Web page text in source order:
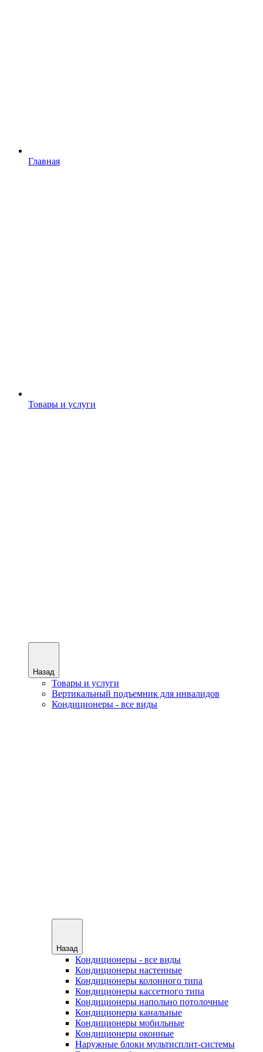
Главная
Товары и услуги
Назад
Товары и услуги
Вертикальный подъемник для инвалидов
Кондиционеры - все виды
Назад
Кондиционеры - все виды
Кондиционеры настенные
Кондиционеры колонного типа
Кондиционеры кассетного типа
Кондиционеры напольно потолочные
Кондиционеры канальные
Кондиционеры мобильные
Кондиционеры оконные
Наружные блоки мультисплит-системы